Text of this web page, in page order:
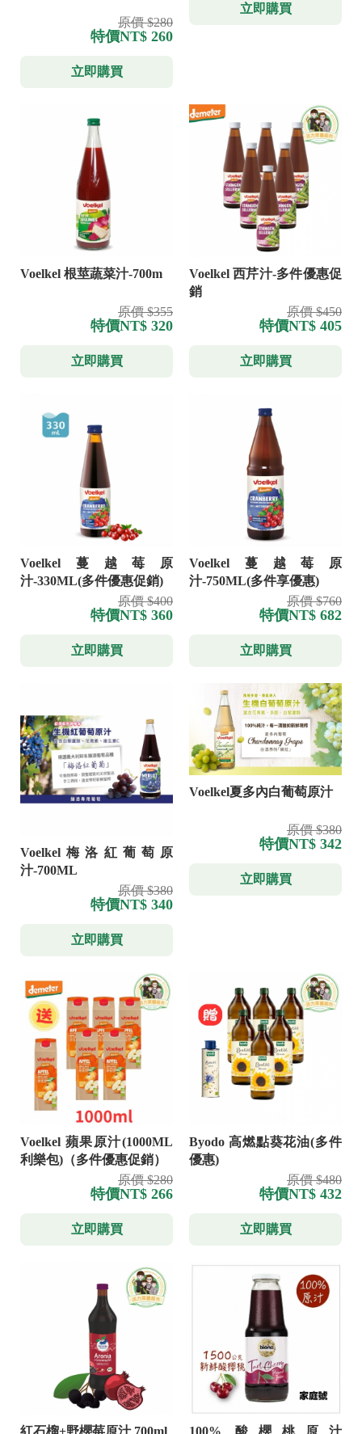
原價 $280
特價NT$ 260
立即購買
立即購買
Voelkel 根莖蔬菜汁-700m
原價 $355
特價NT$ 320
立即購買
Voelkel 西芹汁-多件優惠促
銷
原價 $450
特價NT$ 405
立即購買
Voelkel蔓越莓原
汁-330ML(多件優惠促銷)
原價 $400
特價NT$ 360
立即購買
Voelkel蔓越莓原
汁-750ML(多件享優惠)
原價 $760
特價NT$ 682
立即購買
Voelkel梅洛紅葡萄原
汁-700ML
原價 $380
特價NT$ 340
立即購買
Voelkel夏多內白葡萄原汁
原價 $380
特價NT$ 342
立即購買
Voelkel 蘋果原汁(1000ML
利樂包)（多件優惠促銷）
原價 $280
特價NT$ 266
立即購買
Byodo 高燃點葵花油(多件
優惠)
原價 $480
特價NT$ 432
立即購買